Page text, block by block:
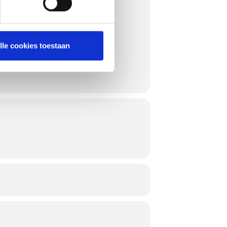
cookies toestaan